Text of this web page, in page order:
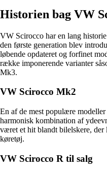
Historien bag VW
VW Scirocco har en lang
den første generation blev
løbende opdateret og forfinet
række imponerende varianter
Mk3.
VW Scirocco Mk2
En af de mest populære
harmonisk kombination af
været et hit blandt bilelskere,
køretøj.
VW Scirocco R til salg